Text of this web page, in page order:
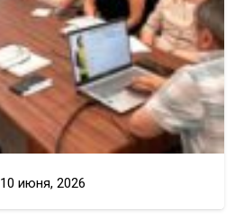
10 июня, 2026